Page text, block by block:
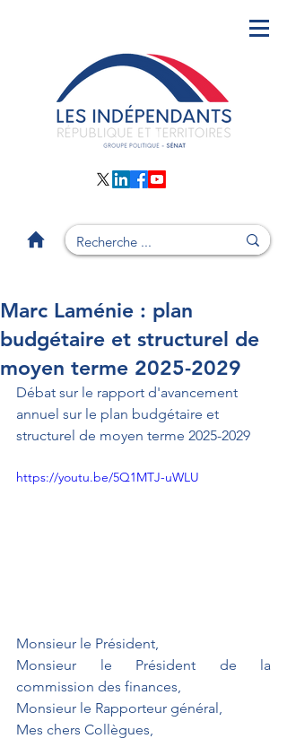
Marc Laménie : plan
budgétaire et structurel de
moyen terme 2025-2029
Débat sur le rapport d'avancement
annuel sur le plan budgétaire et
structurel de moyen terme 2025-2029
https://youtu.be/5Q1MTJ-uWLU
Monsieur le Président,
Monsieur le Président de la
commission des finances,
Monsieur le Rapporteur général,
Mes chers Collègues,